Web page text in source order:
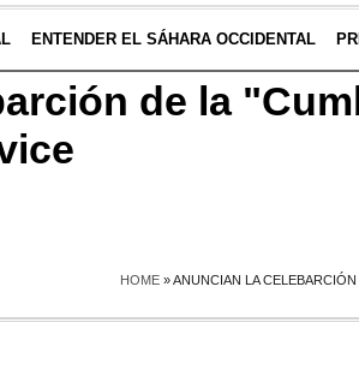
ENTENDER EL SÁHARA OCCIDENTAL
de la
HOME »ANUNCIAN LA